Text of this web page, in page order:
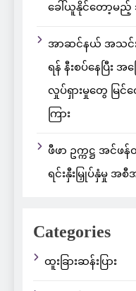
ခေါ်ယူနိုင်တော့မည့်
အာဆင်နယ် အသင်း
ရန် နီးစပ်နေပြီး
လှုပ်ရှားမှုတွေ မြ
ကြား
ဖီဖာ ဥက္ကဋ္ဌ အင်ဖ
ရင်းနှီးမြှုပ်နှံမှု အစီ
Categories
ထူးခြားဆန်းပြား